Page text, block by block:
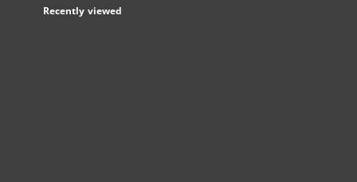
Recently viewed